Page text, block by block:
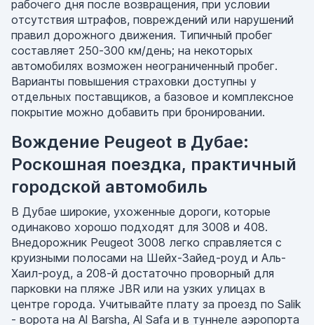
рабочего дня после возвращения, при условии
отсутствия штрафов, повреждений или нарушений
правил дорожного движения. Типичный пробег
составляет 250-300 км/день; на некоторых
автомобилях возможен неограниченный пробег.
Варианты повышения страховки доступны у
отдельных поставщиков, а базовое и комплексное
покрытие можно добавить при бронировании.
Вождение Peugeot в Дубае:
Роскошная поездка, практичный
городской автомобиль
В Дубае широкие, ухоженные дороги, которые
одинаково хорошо подходят для 3008 и 408.
Внедорожник Peugeot 3008 легко справляется с
круизными полосами на Шейх-Зайед-роуд и Аль-
Хаил-роуд, а 208-й достаточно проворный для
парковки на пляже JBR или на узких улицах в
центре города. Учитывайте плату за проезд по Salik
- ворота на Al Barsha, Al Safa и в туннеле аэропорта